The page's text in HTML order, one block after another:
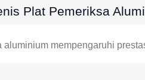
Plat Pemeriksa
mempengaruhi